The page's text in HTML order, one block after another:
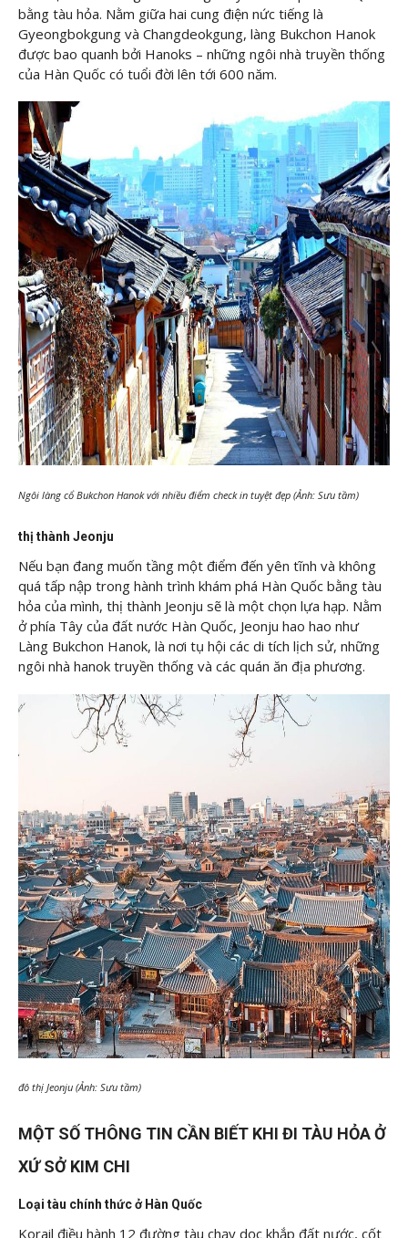
bằng tàu hỏa. Nằm giữa hai cung điện nức tiếng là
Gyeongbokgung và Changdeokgung, làng Bukchon Hanok
được bao quanh bởi Hanoks – những ngôi nhà truyền thống
của Hàn Quốc có tuổi đời lên tới 600 năm.
Ngôi làng cổ Bukchon Hanok với nhiều điểm check in tuyệt đẹp (Ảnh: Sưu tầm)
thị thành Jeonju
Nếu bạn đang muốn tầng một điểm đến yên tĩnh và không
quá tấp nập trong hành trình khám phá Hàn Quốc bằng tàu
hỏa của mình, thị thành Jeonju sẽ là một chọn lựa hạp. Nằm
ở phía Tây của đất nước Hàn Quốc, Jeonju hao hao như
Làng Bukchon Hanok, là nơi tụ hội các di tích lịch sử, những
ngôi nhà hanok truyền thống và các quán ăn địa phương.
đô thị Jeonju (Ảnh: Sưu tầm)
MỘT SỐ THÔNG TIN CẦN BIẾT KHI ĐI TÀU HỎA Ở
XỨ SỞ KIM CHI
Loại tàu chính thức ở Hàn Quốc
Korail điều hành 12 đường tàu chạy dọc khắp đất nước, cốt